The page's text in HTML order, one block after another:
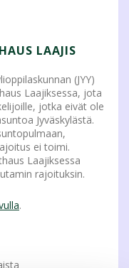
LAAJIS
(JYY)
Laajiksessa, jota
jotka eivät ole
Jyväskylästä.
ei toimi.
Laajiksessa
rajoituksin.
.